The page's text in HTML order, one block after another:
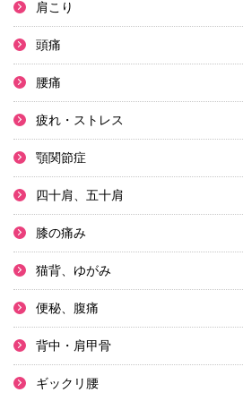
肩こり
頭痛
腰痛
疲れ・ストレス
顎関節症
四十肩、五十肩
膝の痛み
猫背、ゆがみ
便秘、腹痛
背中・肩甲骨
ギックリ腰